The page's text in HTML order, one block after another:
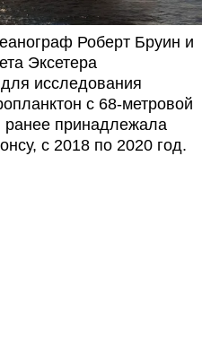
Роберт Бруин и
Эксетера
исследования
с 68-метровой
ранее принадлежала
с 2018 по 2020 год.